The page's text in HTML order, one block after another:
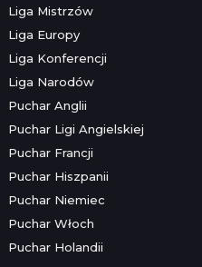
Liga Mistrzów
Liga Europy
Liga Konferencji
Liga Narodów
Puchar Anglii
Puchar Ligi Angielskiej
Puchar Francji
Puchar Hiszpanii
Puchar Niemiec
Puchar Włoch
Puchar Holandii